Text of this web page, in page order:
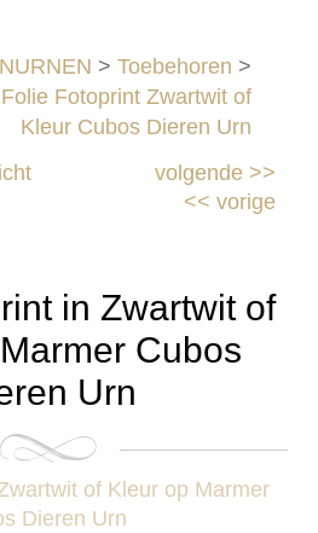
> Toebehoren >
Fotoprint Zwartwit of
Kleur Cubos Dieren Urn
volgende>>
<< vorige
in Zwartwit of
Cubos
Urn